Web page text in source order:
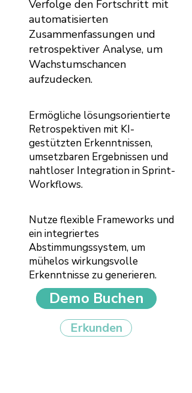
Verfolge den Fortschritt mit
automatisierten
Zusammenfassungen und
retrospektiver Analyse, um
Wachstumschancen
aufzudecken.
Ermögliche lösungsorientierte
Retrospektiven mit KI-
gestützten Erkenntnissen,
umsetzbaren Ergebnissen und
nahtloser Integration in Sprint-
Workflows.
Nutze flexible Frameworks und
ein integriertes
Abstimmungssystem, um
mühelos wirkungsvolle
Erkenntnisse zu generieren.
Demo Buchen
Erkunden